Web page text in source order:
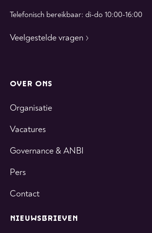
Telefonisch bereikbaar: di-do 10:00-16:00
Veelgestelde vragen
OVER ONS
Organisatie
Vacatures
Governance & ANBI
Pers
Contact
NIEUWSBRIEVEN